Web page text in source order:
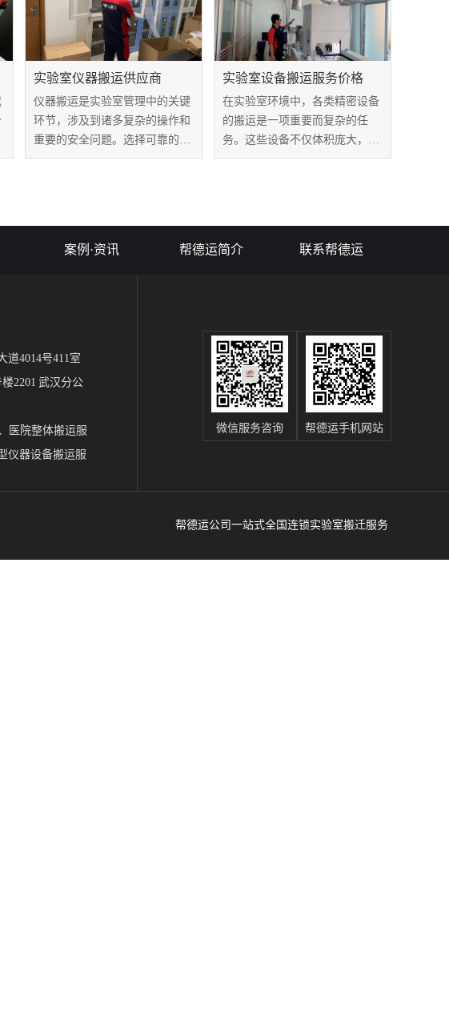
坏。那么，实验室搬运的具体步
骤有哪些？
一个重要因素。今天就来详细了
解下实验仪器搬...
实验室仪器搬运供应商
仪器搬运是实验室管理中的关键
环节，涉及到诸多复杂的操作和
重要的安全问题。选择可靠的实
验室仪器搬运供应商至关重要，
实验室设备搬运服务价格
在实验室环境中，各类精密设备
的搬运是一项重要而复杂的任
务。这些设备不仅体积庞大，而
且通常非常昂贵，需要相关的搬
案例·资讯 帮德运简介 联系帮德运
道4014号411室
2201 武汉分公
医院整体搬运服
仪器设备搬运服
龙江、吉林、辽
微信服务咨询 帮德运手机网站
帮德运公司一站式全国连锁实验室搬迁服务